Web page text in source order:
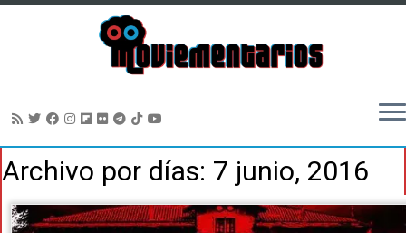
al
Archivo por días: 7 junio, 2016